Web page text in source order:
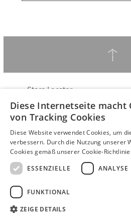
↑
Store Locator
Über Hering Berlin
Kundenservice
Kontakt
VERTRAG WIDERRUFEN
AGB
Barrierefreiheitserklärung
B2B login
Diese Internetseite macht
von Tracking Cookies
Diese Website verwendet Cookies, um
verbessern. Durch die Nutzung unserer
Cookies gemäß unserer Cookie-
ESSENZIELLE
ANALYSE
FUNKTIONAL
ZEIGE DETAILS